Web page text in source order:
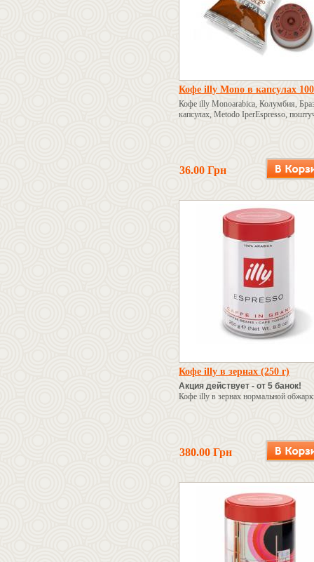
Кофе illy Mono в капсулах
Кофе illy Monoarabica, Колумбия,
капсулах, Metodo IperEspresso,
36.00 Грн
Кофе illy в зернах (250 г)
Акция действует - от 5 банок!
Кофе illy в зернах нормальной
380.00 Грн